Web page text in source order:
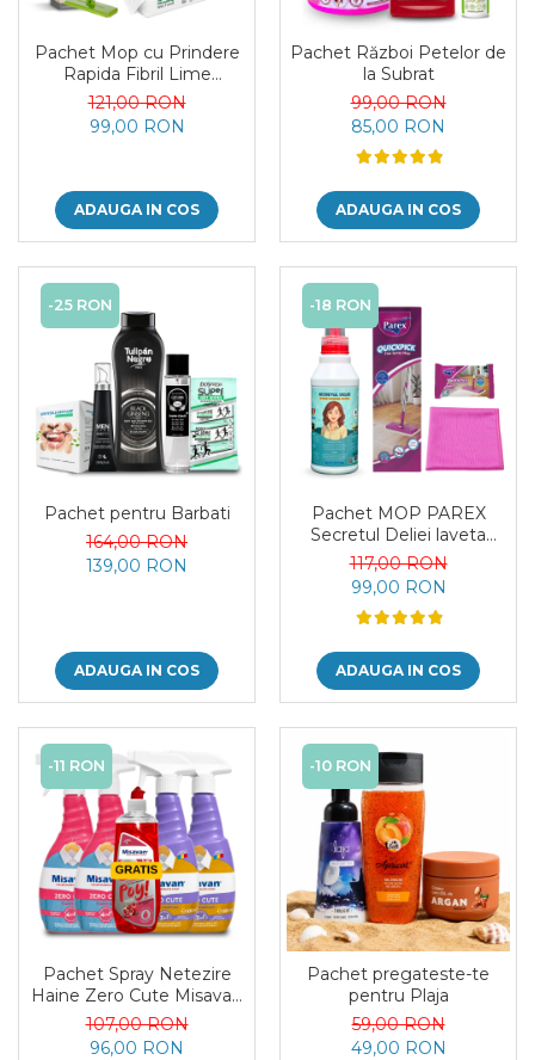
Pachet Mop cu Prindere
Rapida Fibril Lime
Servetele Suprafete si
Servetele Maini
121,00 RON
99,00 RON
ADAUGA IN COS
Pachet Război Petelor de
la Subrat
99,00 RON
85,00 RON
ADAUGA IN COS
-25 RON
Pachet pentru Barbati
164,00 RON
139,00 RON
ADAUGA IN COS
-18 RON
Pachet MOP PAREX
Secretul Deliei laveta
Premium Microfibra
117,00 RON
99,00 RON
ADAUGA IN COS
-11 RON
Pachet Spray Netezire
Haine Zero Cute Misavan
+ Detergent Vase Poy
Gratis
107,00 RON
96,00 RON
-10 RON
Pachet pregateste-te
pentru Plaja
59,00 RON
49,00 RON